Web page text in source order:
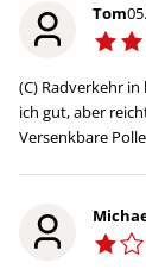
Tom
(C) Radverkehr
ich gut, aber
Versenkbare